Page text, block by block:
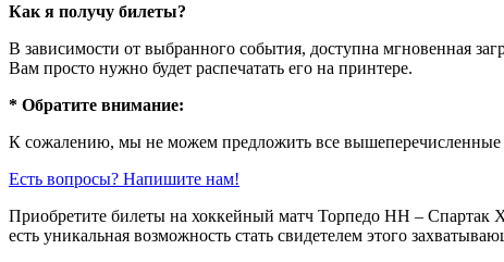
Как я получу билеты?
В зависимости от выбранного события, доступна мгновенная
Вам просто нужно будет распечатать его на принтере.
* Обратите внимание:
К сожалению, мы не можем предложить все вышеперечисленные
Есть вопросы? Напишите нам!
Приобретите билеты на хоккейный матч Торпедо НН –
есть уникальная возможность стать свидетелем этого